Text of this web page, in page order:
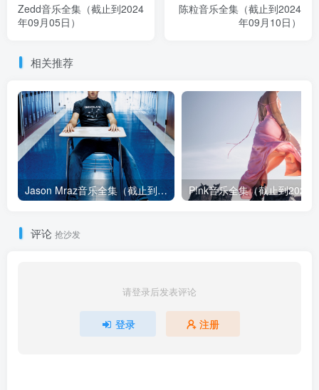
Zedd音乐全集（截止到2024
年09月05日）
陈粒音乐全集（截止到2024
年09月10日）
相关推荐
Jason Mraz音乐全集（截止到2026年08月04日）
评论 抢沙发
请登录后发表评论
登录 注册